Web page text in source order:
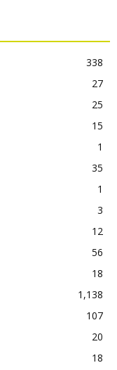
338
27
25
15
1
35
1
3
12
56
18
1,138
107
20
18